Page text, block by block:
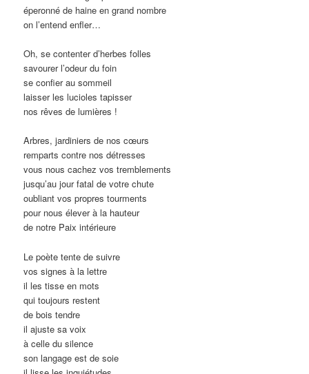
éperonné de haine en grand nombre
on l’entend enfler…
Oh, se contenter d’herbes folles
savourer l’odeur du foin
se confier au sommeil
laisser les lucioles tapisser
nos rêves de lumières !
Arbres, jardiniers de nos cœurs
remparts contre nos détresses
vous nous cachez vos tremblements
jusqu’au jour fatal de votre chute
oubliant vos propres tourments
pour nous élever à la hauteur
de notre Paix intérieure
Le poète tente de suivre
vos signes à la lettre
il les tisse en mots
qui toujours restent
de bois tendre
il ajuste sa voix
à celle du silence
son langage est de soie